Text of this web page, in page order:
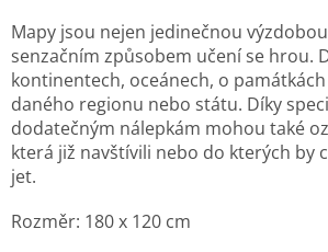
Mapy jsou nejen jedinečnou
senzačním způsobem učení se hrou.
kontinentech, oceánech, o
daného regionu nebo státu. Díky
dodatečným nálepkám mohou také
která již navštívili nebo do kterých by
jet.
Rozměr: 180 x 120 cm